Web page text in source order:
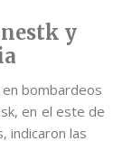
y
bombardeos
en el este de
indicaron las